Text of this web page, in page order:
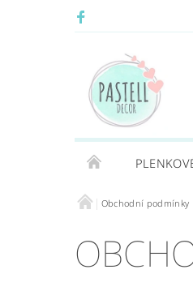
Obchodní podmínky